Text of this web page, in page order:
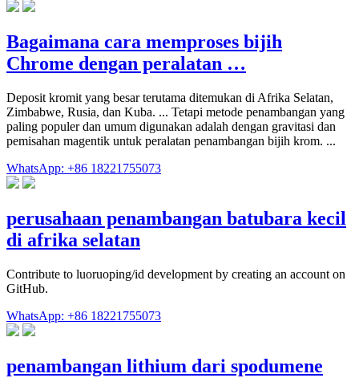
Bagaimana cara memproses bijih
Chrome dengan peralatan …
Deposit kromit yang besar terutama ditemukan di Afrika Selatan,
Zimbabwe, Rusia, dan Kuba. ... Tetapi metode penambangan yang
paling populer dan umum digunakan adalah dengan gravitasi dan
pemisahan magentik untuk peralatan penambangan bijih krom. ...
WhatsApp: +86 18221755073
perusahaan penambangan batubara kecil
di afrika selatan
Contribute to luoruoping/id development by creating an account on
GitHub.
WhatsApp: +86 18221755073
penambangan lithium dari spodumene